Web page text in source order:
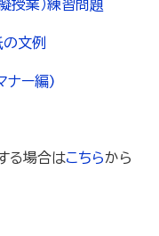
授業）練習問題
文例
ナー編)
る場合はこちらから